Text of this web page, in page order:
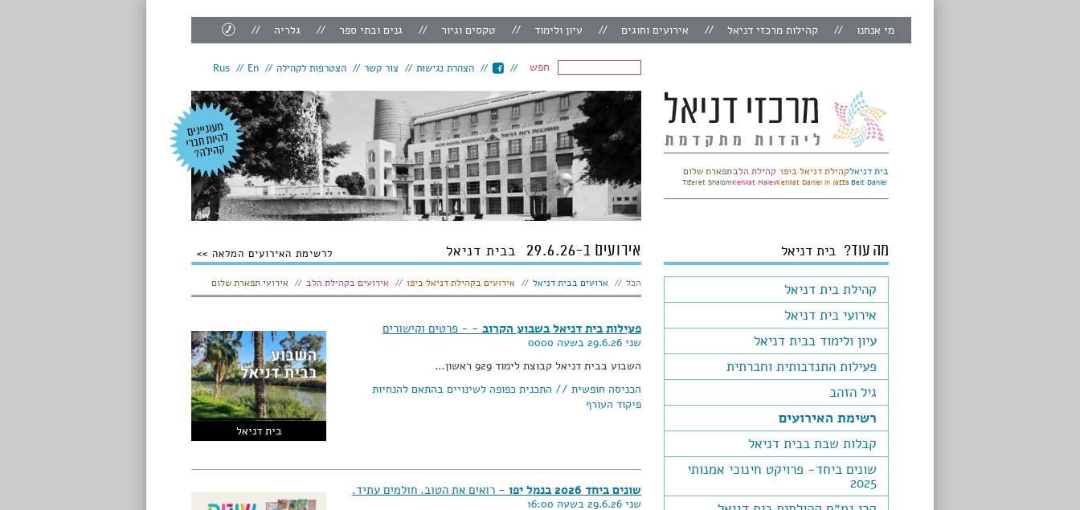
מי אנחנו קהילות מרכזי דניאל אירועים וחוגים עיון ולימוד טקסים וגיור גנים ובתי ספר גלריה
צור
קשר
חפש
הצהרת נגישות צור קשר הצטרפות לקהילה En
Rus
בית דניאל
Beit Daniel
קהילת דניאל ביפו
Kehilat Daniel in Jaffa
קהילת הלב
Kehilat Halev
תפארת שלום
Tiferet Shalom
מה עוד? בית דניאל
קהילת בית דניאל
אירועי בית דניאל
עיון ולימוד בבית דניאל
פעילות התנדבותית וחברתית
גיל הזהב
רשימת האירועים
קבלות שבת בבית דניאל
שונים ביחד- פרויקט חינוכי אמנותי
2025
אירועים ב-29.6.26 בבית דניאל לרשימת האירועים המלאה
הצג:
הכל ארועים בבית דניאל אירועים בקהילת דניאל ביפו אירועים בקהילת הלב אירועי תפארת שלום
בית דניאל
פעילות בית דניאל בשבוע הקרוב - - פרטים וקישורים
שני 29.6.26 בשעה 0000
השבוע בבית דניאל קבוצת לימוד 929 ראשון…
הכניסה חופשית // התכנית כפופה לשינויים בהתאם להנחיות
פיקוד העורף
שונים ביחד 2026 בנמל יפו - רואים את הטוב. חולמים עתיד.
שני 29.6.26 בשעה 16:00